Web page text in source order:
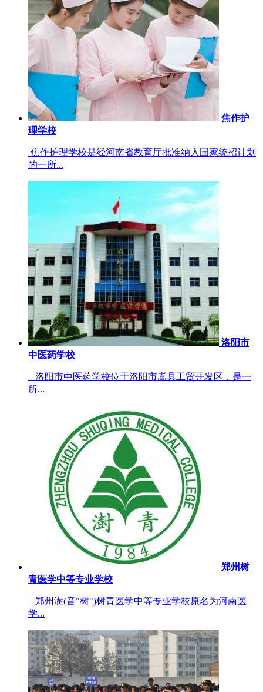
焦作护
理学校
焦作护理学校是经河南省教育厅批准纳入国家统招计划
的一所...
洛阳市
中医药学校
洛阳市中医药学校位于洛阳市嵩县工贸开发区，是一
所...
郑州树
青医学中等专业学校
郑州澍(音"树")树青医学中等专业学校原名为河南医
学...